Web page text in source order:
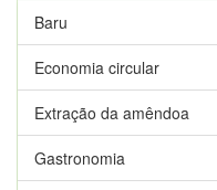
Baru
Economia circular
Extração da amêndoa
Gastronomia